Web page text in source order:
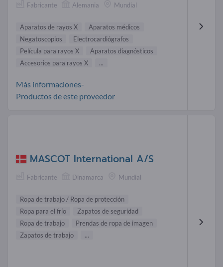
Fabricante Alemania Mundial
Aparatos de rayos X
Aparatos médicos
Negatoscopios
Electrocardiógrafos
Película para rayos X
Aparatos diagnósticos
Accesorios para rayos X
...
Más informaciones-
Productos de este proveedor
MASCOT International A/S
Fabricante Dinamarca Mundial
Ropa de trabajo / Ropa de protección
Ropa para el frío
Zapatos de seguridad
Ropa de trabajo
Prendas de ropa de imagen
Zapatos de trabajo
...